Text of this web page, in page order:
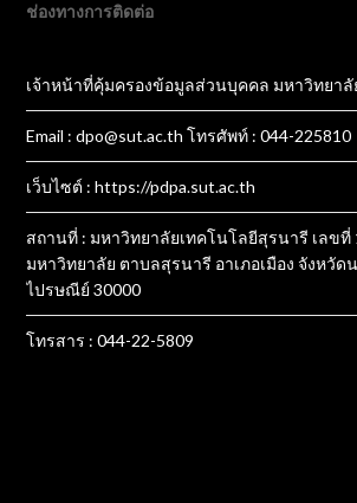
ช่องทางการติดต่อ
เจ้าหน้าที่คุ้มครองข้อมูลส่วนบุคคล มหาวิทยา
Email : dpo@sut.ac.th โทรศัพท์ : 044-225810
เว็บไซต์ : https://pdpa.sut.ac.th
สถานที่ : มหาวิทยาลัยเทคโนโลยีสุรนารี เลขที่
มหาวิทยาลัย ตาบลสุรนารี อาเภอเมือง จังหวั
ไปรษณีย์ 30000
โทรสาร : 044-22-5809